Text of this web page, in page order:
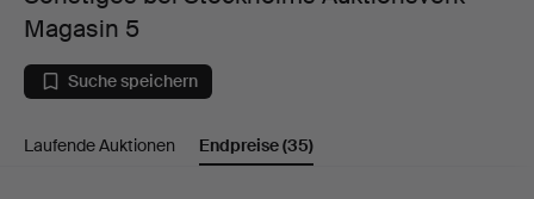
bei
Stockholms
Auktionsverk
Magasin 5
Suche speichern
Laufende Auktionen Endpreise(35)